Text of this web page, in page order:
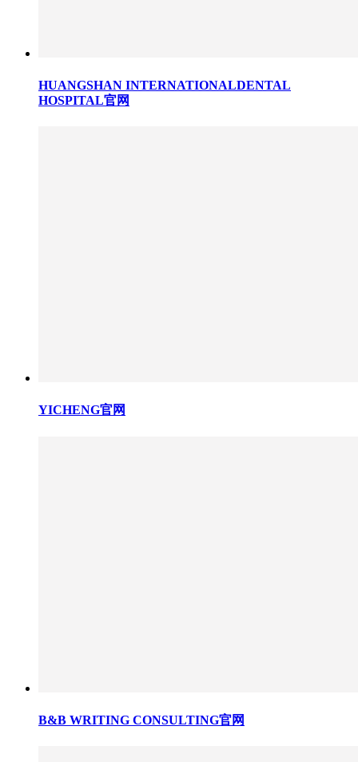
HUANGSHAN INTERNATIONALDENTAL
HOSPITAL官网
YICHENG官网
B&B WRITING CONSULTING官网